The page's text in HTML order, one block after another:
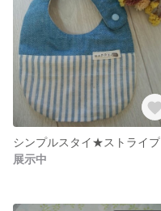
シンプルスタイ★ストライプ
展示中